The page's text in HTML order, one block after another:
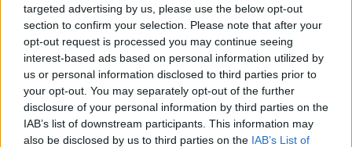
targeted advertising by us, please use the below opt-out
section to confirm your selection. Please note that after your
opt-out request is processed you may continue seeing
interest-based ads based on personal information utilized by
us or personal information disclosed to third parties prior to
your opt-out. You may separately opt-out of the further
disclosure of your personal information by third parties on the
IAB’s list of downstream participants. This information may
also be disclosed by us to third parties on the IAB’s List of
SPECIALE UISP
Pegasovela: la barca è prima di
tutto condivisione